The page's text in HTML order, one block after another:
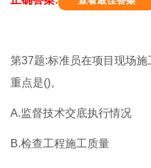
第37题:标准员在项目现场
重点是()。
A.监督技术交底执行情况
B.检查工程施工质量